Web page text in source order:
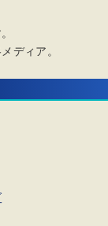
ぎ方｜初心者でも失敗
よりは貯める、節約
こと
ディア。